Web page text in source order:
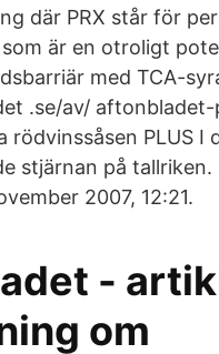
där PRX står för
är en otroligt
med TCA-
.se/av/ aftonbladet-
rödvinssåsen PLUS I
stjärnan på
2007, 12:21.
-
om